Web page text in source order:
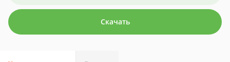
Скачать